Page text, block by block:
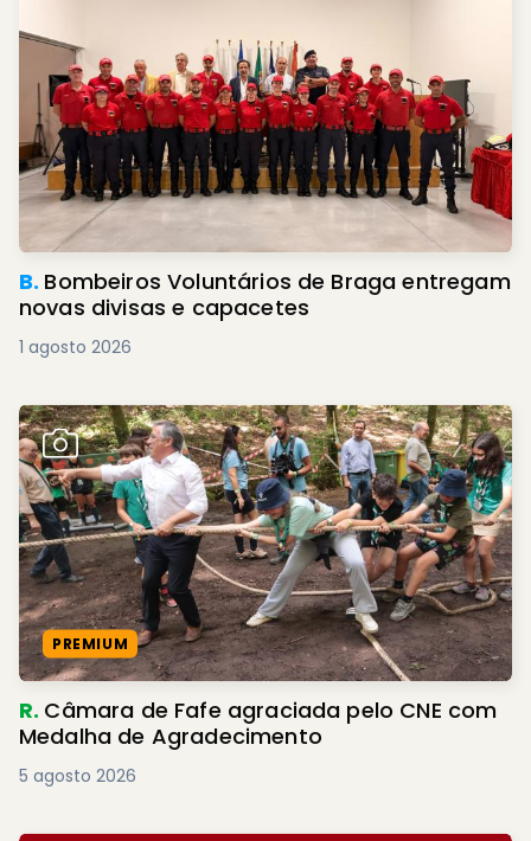
B. Bombeiros Voluntários de Braga entregam
novas divisas e capacetes
1 agosto 2026
PREMIUM
R. Câmara de Fafe agraciada pelo CNE com
Medalha de Agradecimento
5 agosto 2026